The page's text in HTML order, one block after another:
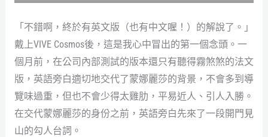
「不錯啊，終於有英文版（也有中文喔！）的解說了。」
戴上VIVE Cosmos後，這是我心中冒出的第一個念頭。一
個月前，在公司內部測試的版本還只有聽得霧煞煞的法文
版，英語旁白適切地交代了蒙娜麗莎的背景，不會多到導
覽味過重，但也不會少得太雞肋，平易近人、引人入勝。
在交代蒙娜麗莎的身份之前，英語旁白先來了一段開門見
山的勾人台詞。